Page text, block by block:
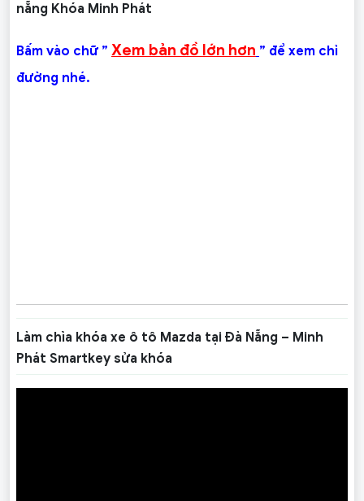
nẵng Khóa Minh Phát
Bấm vào chữ ” Xem bản đồ lớn hơn ” để xem chỉ
đường nhé.
Làm chìa khóa xe ô tô Mazda tại Đà Nẵng – Minh
Phát Smartkey sửa khóa